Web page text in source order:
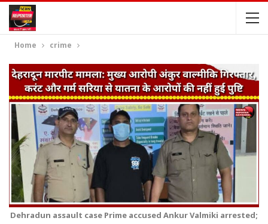
Home crime
Dehradun assault case Prime accused Ankur Valmiki arrested;